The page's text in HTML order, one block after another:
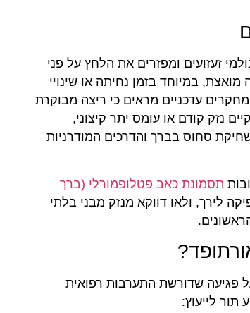
זעזועים ומפזרים את הלחץ על פני
במיוחד בזמן נחיתה או שינויי
עדכניים מראים כי ריצה מבוקרת
נזק קודם או עומס יתר קיצוני,
סחוס בברך והדרכים המודרניות
תסמונת כאב פטלופמורלי (ברך
לירך, ולאו דווקא מנזק מבני בלתי
פגיעה שדורשת התערבות רפואית
לייעוץ: